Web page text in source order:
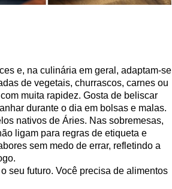
e, na culinária em geral, adaptam-se
de vegetais, churrascos, carnes ou
muita rapidez. Gosta de beliscar
durante o dia em bolsas e malas.
nativos de Áries. Nas sobremesas,
ligam para regras de etiqueta e
sem medo de errar, refletindo a
seu futuro. Você precisa de alimentos